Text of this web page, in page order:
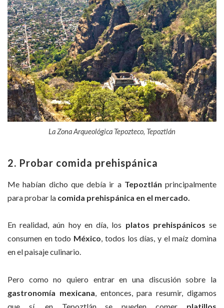
La Zona Arqueológica Tepozteco, Tepoztlán
2. Probar comida prehispánica
Me habían dicho que debía ir a Tepoztlán principalmente
para probar la comida prehispánica en el mercado.
En realidad, aún hoy en día, los platos prehispánicos se
consumen en todo México, todos los días, y el maíz domina
en el paisaje culinario.
Pero como no quiero entrar en una discusión sobre la
gastronomía mexicana , entonces, para resumir, digamos
que sí, en Tepoztlán se pueden comer platillos